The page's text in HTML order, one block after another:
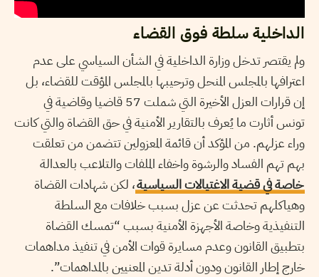
الداخلية سلطة فوق القضاء
ولم يقتصر تدخل وزارة الداخلية في الشأن السياسي على عدم
اعترافها بالمجلس المنحل وترحيبها بالمجلس المؤقت للقضاء، بل
إن قرارات العزل الأخيرة التي شملت 57 قاضيا وقاضية في
تونس أثارت ما يُعرف بالتقارير الأمنية في حق القضاة والتي كانت
وراء عزلهم. من المؤكد أن قائمة المعزولين تتضمن من تعلقت
بهم تهم الفساد والرشوة واخفاء الملفات والتلاعب بالعدالة
خاصة في قضية الاغتيالات السياسية، لكن شهادات القضاة
وهياكلهم تحدثت عن عزل بسبب خلافات مع السلطة
التنفيذية وخاصة الأجهزة الأمنية بسبب “تمسك القضاة
بتطبيق القانون وعدم مسايرة قوات الأمن في تنفيذ مداهمات
خارج إطار القانون ودون أدلة تدين المعنيين بالمداهمات”.